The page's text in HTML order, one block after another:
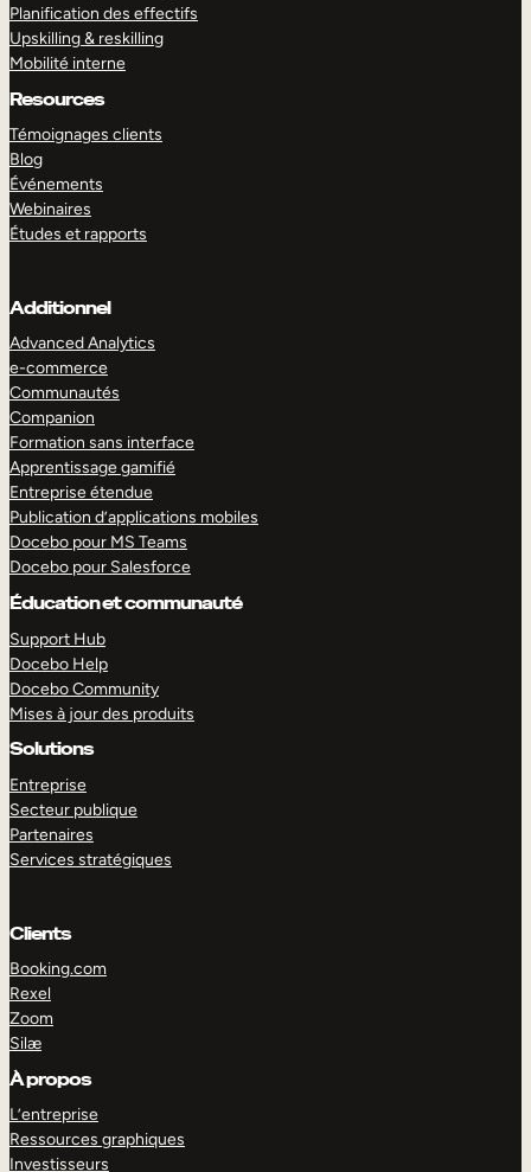
Planification des effectifs
Upskilling & reskilling
Mobilité interne
Resources
Témoignages clients
Blog
Événements
Webinaires
Études et rapports
Additionnel
Advanced Analytics
e-commerce
Communautés
Companion
Formation sans interface
Apprentissage gamifié
Entreprise étendue
Publication d’applications mobiles
Docebo pour MS Teams
Docebo pour Salesforce
Éducation et communauté
Support Hub
Docebo Help
Docebo Community
Mises à jour des produits
Solutions
Entreprise
Secteur publique
Partenaires
Services stratégiques
Clients
Booking.com
Rexel
Zoom
Silæ
À propos
L’entreprise
Ressources graphiques
Investisseurs